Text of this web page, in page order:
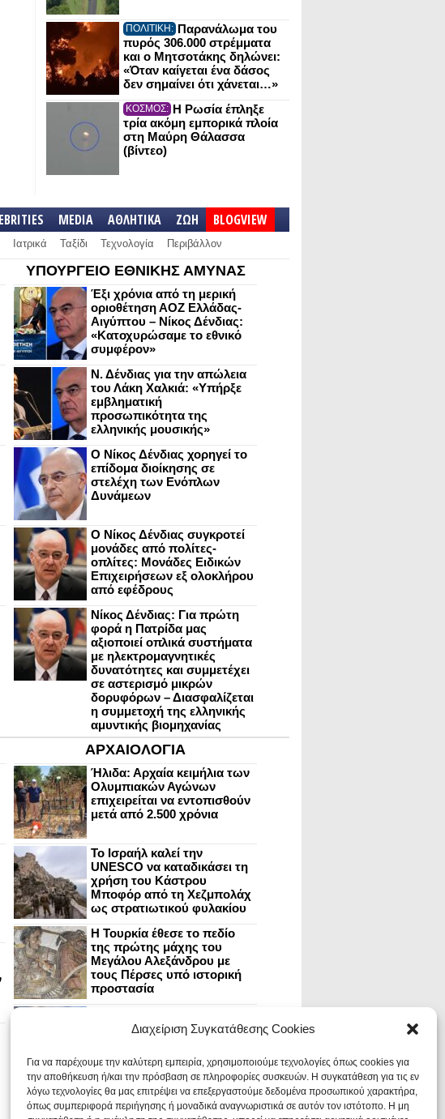
Διαχείριση Συγκατάθεσης Cookies
Για να παρέχουμε την καλύτερη εμπειρία, χρησιμοποιούμε τεχνολογίες όπως cookies για
την αποθήκευση ή/και την πρόσβαση σε πληροφορίες συσκευών. Η συγκατάθεση για τις εν
λόγω τεχνολογίες θα μας επιτρέψει να επεξεργαστούμε δεδομένα προσωπικού χαρακτήρα,
όπως συμπεριφορά περιήγησης ή μοναδικά αναγνωριστικά σε αυτόν τον ιστότοπο. Η μη
ΠΟΛΙΤΙΚΗ: Παρανάλωμα του
πυρός 306.000 στρέμματα
και ο Μητσοτάκης δηλώνει:
«Όταν καίγεται ένα δάσος
δεν σημαίνει ότι χάνεται…»
ΚΟΣΜΟΣ: Η Ρωσία έπληξε
τρία ακόμη εμπορικά πλοία
στη Μαύρη Θάλασσα
(βίντεο)
MEDIA ΑΘΛΗΤΙΚΑ ΖΩΗ BLOGVIEW
Ιατρικά Ταξίδι Τεχνολογία Περιβάλλον
ΥΠΟΥΡΓΕΙΟ ΕΘΝΙΚΗΣ ΑΜΥΝΑΣ
Έξι χρόνια από τη μερική
οριοθέτηση ΑΟΖ Ελλάδας-
Αιγύπτου – Νίκος Δένδιας:
«Κατοχυρώσαμε το εθνικό
συμφέρον»
Ν. Δένδιας για την απώλεια
του Λάκη Χαλκιά: «Υπήρξε
εμβληματική
προσωπικότητα της
ελληνικής μουσικής»
Ο Νίκος Δένδιας χορηγεί το
επίδομα διοίκησης σε
στελέχη των Ενόπλων
Δυνάμεων
Ο Νίκος Δένδιας συγκροτεί
μονάδες από πολίτες-
οπλίτες: Μονάδες Ειδικών
Επιχειρήσεων εξ ολοκλήρου
από εφέδρους
Νίκος Δένδιας: Για πρώτη
φορά η Πατρίδα μας
αξιοποιεί οπλικά συστήματα
με ηλεκτρομαγνητικές
δυνατότητες και συμμετέχει
σε αστερισμό μικρών
δορυφόρων – Διασφαλίζεται
η συμμετοχή της ελληνικής
αμυντικής βιομηχανίας
ΑΡΧΑΙΟΛΟΓΙΑ
Ήλιδα: Αρχαία κειμήλια των
Ολυμπιακών Αγώνων
επιχειρείται να εντοπισθούν
μετά από 2.500 χρόνια
Το Ισραήλ καλεί την
UNESCO να καταδικάσει τη
χρήση του Κάστρου
Μποφόρ από τη Χεζμπολάχ
ως στρατιωτικού φυλακίου
Η Τουρκία έθεσε το πεδίο
της πρώτης μάχης του
Μεγάλου Αλεξάνδρου με
τους Πέρσες υπό ιστορική
προστασία
ανακτόρου στην
στο Παλάτι των Δεσποτών
Οι Νεάντερταλ έκαναν
οδοντιατρικές επεμβάσεις σε